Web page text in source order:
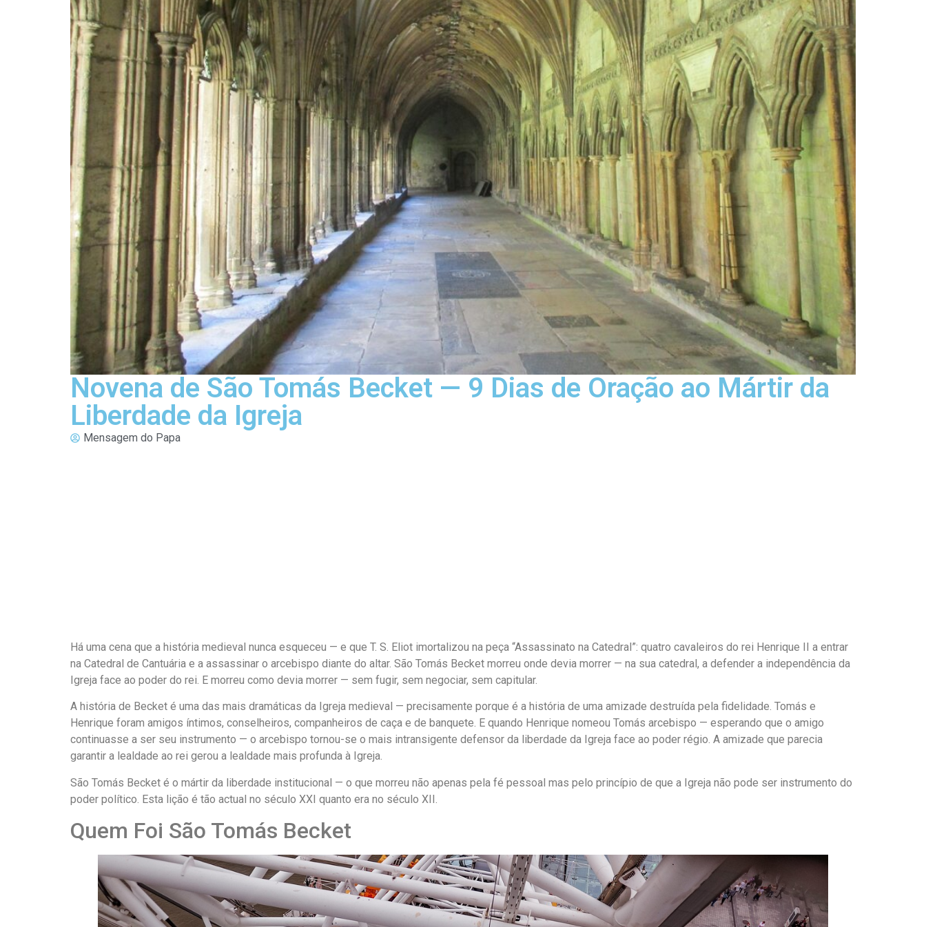
Novena de São Tomás Becket — 9 Dias de Oração ao Mártir da
Liberdade da Igreja
Mensagem do Papa
Há uma cena que a história medieval nunca esqueceu — e que T. S. Eliot imortalizou na peça “Assassinato na Catedral”: quatro cavaleiros do rei Henrique II a entrar
na Catedral de Cantuária e a assassinar o arcebispo diante do altar. São Tomás Becket morreu onde devia morrer — na sua catedral, a defender a independência da
Igreja face ao poder do rei. E morreu como devia morrer — sem fugir, sem negociar, sem capitular.
A história de Becket é uma das mais dramáticas da Igreja medieval — precisamente porque é a história de uma amizade destruída pela fidelidade. Tomás e
Henrique foram amigos íntimos, conselheiros, companheiros de caça e de banquete. E quando Henrique nomeou Tomás arcebispo — esperando que o amigo
continuasse a ser seu instrumento — o arcebispo tornou-se o mais intransigente defensor da liberdade da Igreja face ao poder régio. A amizade que parecia
garantir a lealdade ao rei gerou a lealdade mais profunda à Igreja.
São Tomás Becket é o mártir da liberdade institucional — o que morreu não apenas pela fé pessoal mas pelo princípio de que a Igreja não pode ser instrumento do
poder político. Esta lição é tão actual no século XXI quanto era no século XII.
Quem Foi São Tomás Becket